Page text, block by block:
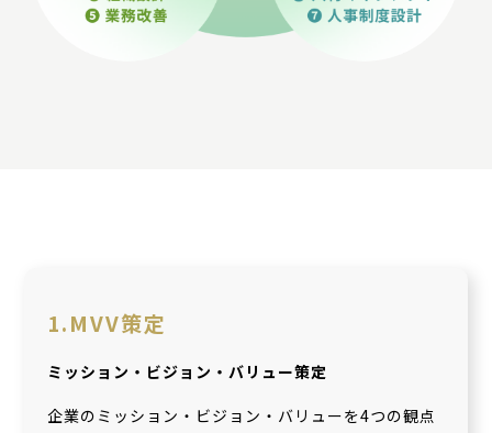
1.MVV策定
ミッション・ビジョン・バリュー策定
企業のミッション・ビジョン・バリューを4つの観点